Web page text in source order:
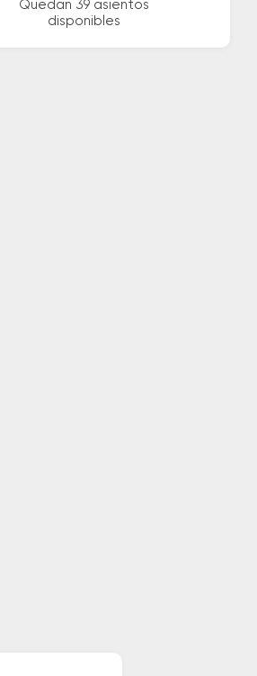
Quedan 39 asientos
disponibles